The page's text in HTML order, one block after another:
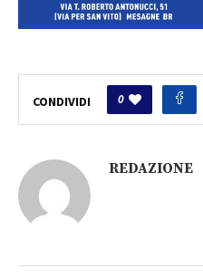
CONDIVIDI 0
REDAZIONE